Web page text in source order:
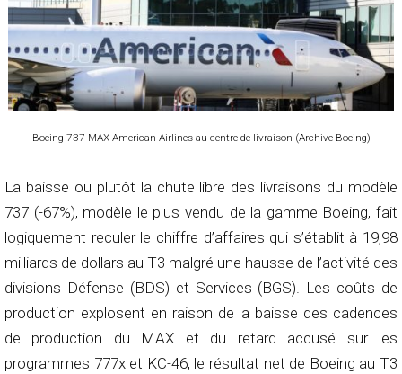
Boeing 737 MAX American Airlines au centre de livraison (Archive Boeing)
La baisse ou plutôt la chute libre des livraisons du modèle
737 (-67%), modèle le plus vendu de la gamme Boeing, fait
logiquement reculer le chiffre d’affaires qui s’établit à 19,98
milliards de dollars au T3 malgré une hausse de l’activité des
divisions Défense (BDS) et Services (BGS). Les coûts de
production explosent en raison de la baisse des cadences
de production du MAX et du retard accusé sur les
programmes 777x et KC-46, le résultat net de Boeing au T3